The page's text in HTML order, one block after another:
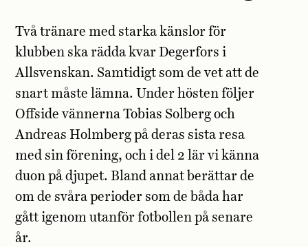
Två tränare med starka känslor för
klubben ska rädda kvar Degerfors i
Allsvenskan. Samtidigt som de vet att de
snart måste lämna. Under hösten följer
Offside vännerna Tobias Solberg och
Andreas Holmberg på deras sista resa
med sin förening, och i del 2 lär vi känna
duon på djupet. Bland annat berättar de
om de svåra perioder som de båda har
gått igenom utanför fotbollen på senare
år.